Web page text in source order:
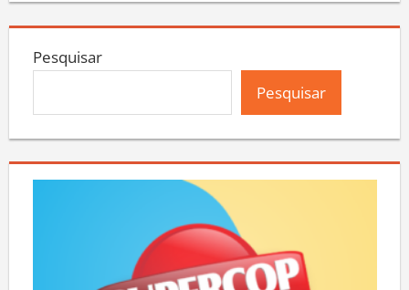
Pesquisar
Pesquisar